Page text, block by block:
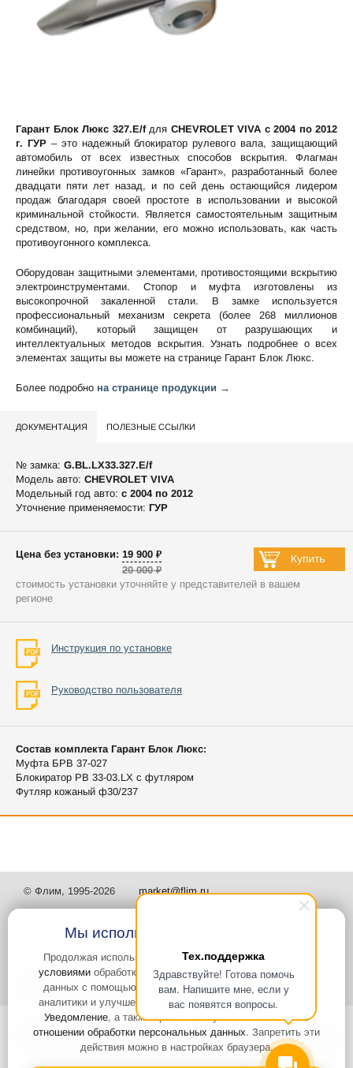
Тех.поддержка
Здравствуйте! Готова помочь
вам. Напишите мне, если у
вас появятся вопросы.
Гарант Блок Люкс 327.E/fдля CHEVROLET VIVA c 2004 по 2012
г. ГУР– это надежный блокиратор рулевого вала, защищающий
автомобиль от всех известных способов вскрытия. Флагман
линейки противоугонных замков «Гарант», разработанный более
двадцати пяти лет назад, и по сей день остающийся лидером
продаж благодаря своей простоте в использовании и высокой
криминальной стойкости. Является самостоятельным защитным
средством, но, при желании, его можно использовать, как часть
противоугонного комплекса.
Оборудован защитными элементами, противостоящими вскрытию
электроинструментами. Стопор и муфта изготовлены из
высокопрочной закаленной стали. В замке используется
профессиональный механизм секрета (более 268 миллионов
комбинаций), который защищен от разрушающих и
интеллектуальных методов вскрытия. Узнать подробнее о всех
элементах защиты вы можете на странице Гарант Блок Люкс.
Более подробно на странице продукции →
ДОКУМЕНТАЦИЯ ПОЛЕЗНЫЕ ССЫЛКИ
№ замка: G.BL.LX33.327.E/f
Модель авто: CHEVROLET VIVA
Модельный год авто: c 2004 по 2012
Уточнение применяемости: ГУР
Цена без установки: 19 900 ₽
20 000 ₽
стоимость установки уточняйте у представителей в вашем
регионе
Инструкция по установке
Руководство пользователя
Состав комплекта Гарант Блок Люкс:
Муфта БРВ 37-027
Блокиратор РВ 33-03.LX с футляром
Футляр кожаный ф30/237
© Флим, 1995-2026 market@flim.ru
Задать вопрос Контакты
Интернет-сайт носит информационный характер и не является
публичной офертой, которая определяется положениями статьи 437
Гражданского кодекса РФ. Информация о характеристиках и
Мы используем файлы Cookies
Продолжая использовать наш сайт, высоглашаетесь с
условиями обработки cookie-файлов и пользовательских
данных с помощью Яндекс.Метрика, необходимых для
аналитики и улучшения качества работы сайта и сервиса
Уведомление, а также принимаете условияПолитики в
отношении обработки персональных данных. Запретить эти
действия можно в настройках браузера.